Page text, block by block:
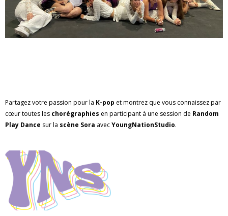
Partagez votre passion pour la K-pop et montrez que vous connaissez par
cœur toutes les chorégraphies en participant à une session de Random
Play Dance sur la scène Sora avecYoungNationStudio.